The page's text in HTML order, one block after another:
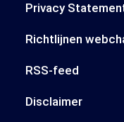
Privacy
Richtlijnen
RSS-feed
Disclaimer